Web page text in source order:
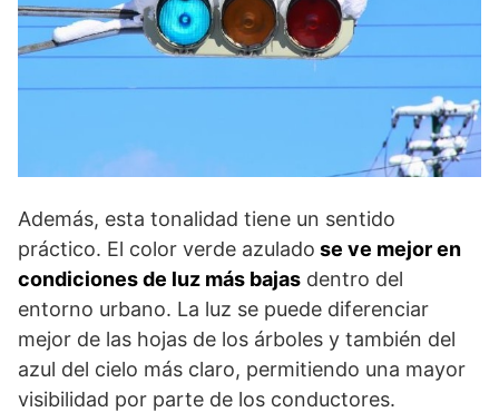
Además, esta tonalidad tiene un sentido
práctico. El color verde azulado se ve mejor en
condiciones de luz más bajas dentro del
entorno urbano. La luz se puede diferenciar
mejor de las hojas de los árboles y también del
azul del cielo más claro, permitiendo una mayor
visibilidad por parte de los conductores.